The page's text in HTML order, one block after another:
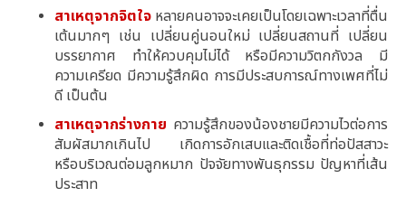
สาเหตุจากจิตใจ หลายคนอาจจะเคยเป็นโดยเฉพาะเวลาที่ตื่น
เต้นมากๆ เช่น เปลี่ยนคู่นอนใหม่ เปลี่ยนสถานที่ เปลี่ยน
บรรยากาศ ทำให้ควบคุมไม่ได้ หรือมีความวิตกกังวล มี
ความเครียด มีความรู้สึกผิด การมีประสบการณ์ทางเพศที่ไม่
ดี เป็นต้น
สาเหตุจากร่างกาย ความรู้สึกของน้องชายมีความไวต่อการ
สัมผัสมากเกินไป เกิดการอักเสบและติดเชื้อที่ท่อปัสสาวะ
หรือบริเวณต่อมลูกหมาก ปัจจัยทางพันธุกรรม ปัญหาที่เส้น
ประสาท